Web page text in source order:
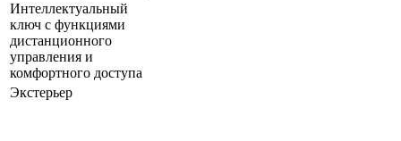
Интеллектуальный
ключ с функциями
дистанционного
управления и
комфортного доступа
Экстерьер